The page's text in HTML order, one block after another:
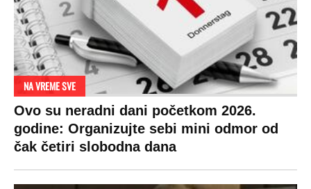
NA VREME SVE
Ovo su neradni dani početkom 2026.
godine: Organizujte sebi mini odmor od
čak četiri slobodna dana